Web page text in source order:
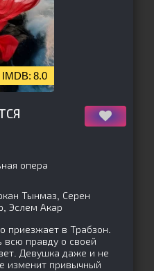
8.0
опера
Тынмаз, Серен
Эслем Акар
приезжает в Трабзон.
всю правду о своей
Девушка даже и не
изменит привычный